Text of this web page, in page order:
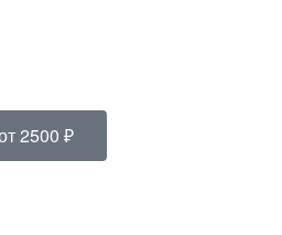
2500 ₽